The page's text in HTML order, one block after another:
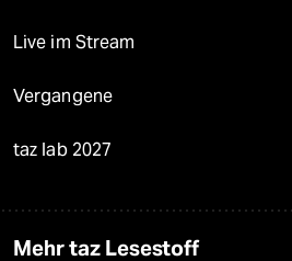
Live im Stream
Vergangene
taz lab 2027
Mehr taz Lesestoff